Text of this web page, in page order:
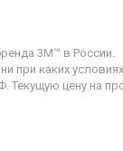
3M™ в России.
при каких
Текущую цену на